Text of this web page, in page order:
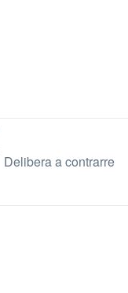
Delibera a contrarre